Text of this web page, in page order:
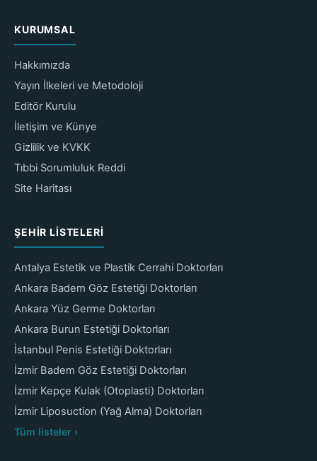
KURUMSAL
Hakkımızda
Yayın İlkeleri ve Metodoloji
Editör Kurulu
İletişim ve Künye
Gizlilik ve KVKK
Tıbbi Sorumluluk Reddi
Site Haritası
ŞEHIR LISTELERI
Antalya Estetik ve Plastik Cerrahi Doktorları
Ankara Badem Göz Estetiği Doktorları
Ankara Yüz Germe Doktorları
Ankara Burun Estetiği Doktorları
İstanbul Penis Estetiği Doktorları
İzmir Badem Göz Estetiği Doktorları
İzmir Kepçe Kulak (Otoplasti) Doktorları
İzmir Liposuction (Yağ Alma) Doktorları
Tüm listeler ›